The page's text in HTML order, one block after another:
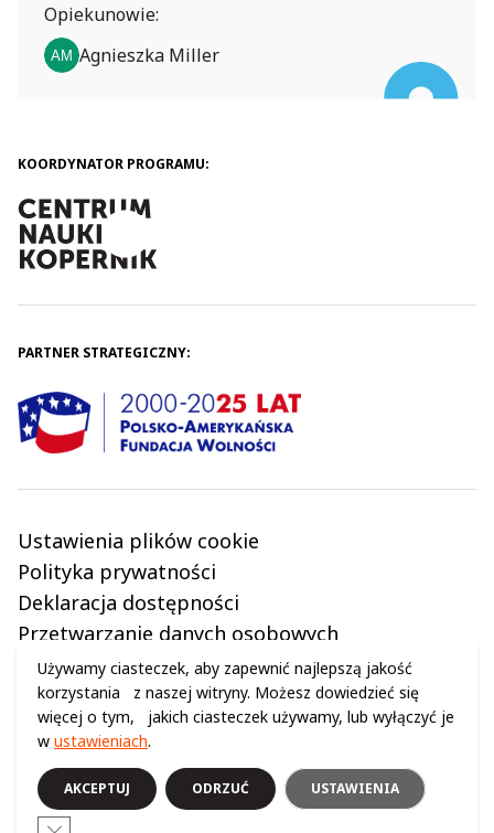
Opiekunowie:
Agnieszka Miller
KOORDYNATOR PROGRAMU:
PARTNER STRATEGICZNY:
Ustawienia plików cookie
Polityka prywatności
Deklaracja dostępności
Przetwarzanie danych osobowych
Regulamin
© 2024 WSZELKIE PRAWA ZASTRZEŻONE (C) CENTRUM NAUKI KOPERNIK
Używamy ciasteczek, aby zapewnić najlepszą jakość
korzystania z naszej witryny. Możesz dowiedzieć się
więcej o tym, jakich ciasteczek używamy, lub wyłączyć je
w ustawieniach.
AKCEPTUJ ODRZUĆ USTAWIENIA
Close GDPR Cookie Banner